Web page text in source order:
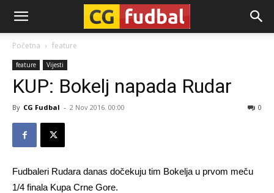
CG-
Fudbal
Početna feature
feature Vijesti
KUP: Bokelj napada Rudar
By CG Fudbal - 2 Nov 2016. 00:00 0
Fudbaleri Rudara danas dočekuju tim Bokelja u prvom meču
1/4 finala Kupa Crne Gore.